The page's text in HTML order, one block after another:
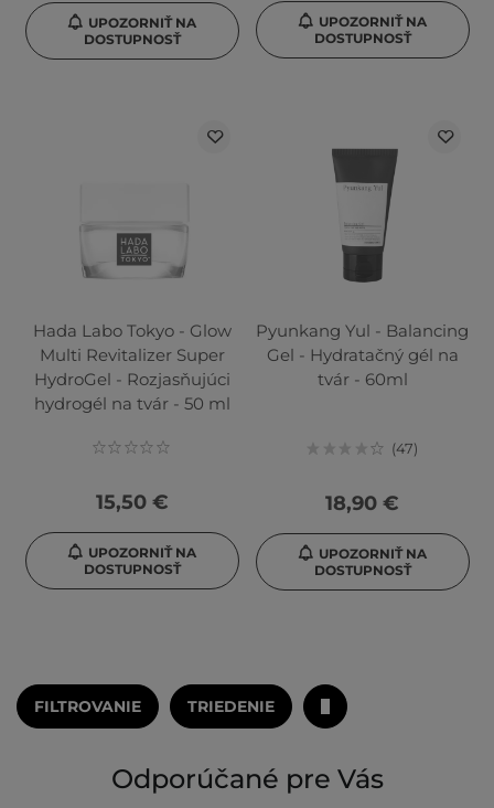
UPOZORNIŤ NA
DOSTUPNOSŤ
UPOZORNIŤ NA
DOSTUPNOSŤ
Hada Labo Tokyo - Glow
Multi Revitalizer Super
HydroGel - Rozjasňujúci
hydrogél na tvár - 50 ml
15,50 €
UPOZORNIŤ NA
DOSTUPNOSŤ
Pyunkang Yul - Balancing
Gel - Hydratačný gél na
tvár - 60ml
47
18,90 €
UPOZORNIŤ NA
DOSTUPNOSŤ
FILTROVANIE TRIEDENIE
Odporúčané pre Vás